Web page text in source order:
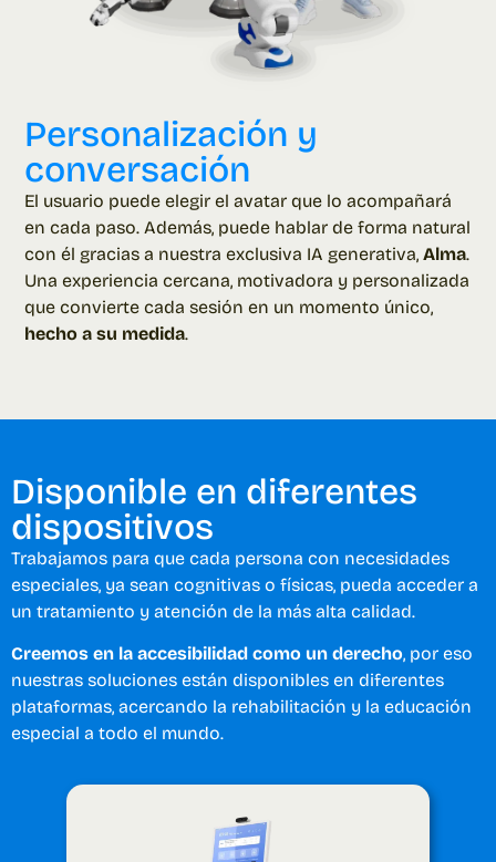
Personalización y
conversación
El usuario puede elegir el avatar que lo acompañará
en cada paso. Además, puede hablar de forma natural
con él gracias a nuestra exclusiva IA generativa,Alma.
Una experiencia cercana, motivadora y personalizada
que convierte cada sesión en un momento único,
hecho a su medida.
Disponible en diferentes
dispositivos
Trabajamos para que cada persona con necesidades
especiales, ya sean cognitivas o físicas, pueda acceder a
un tratamiento y atención de la más alta calidad.
Creemos en la accesibilidad como un derecho, por eso
nuestras soluciones están disponibles en diferentes
plataformas, acercando la rehabilitación y la educación
especial a todo el mundo.